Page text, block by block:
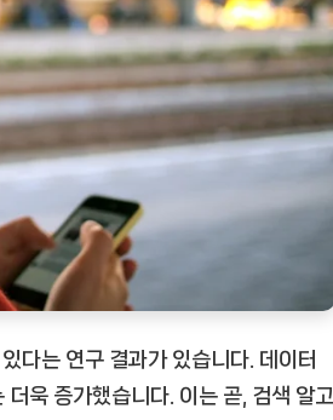
다는 연구 결과가 있습니다. 데이터
욱 증가했습니다. 이는 곧, 검색 알고